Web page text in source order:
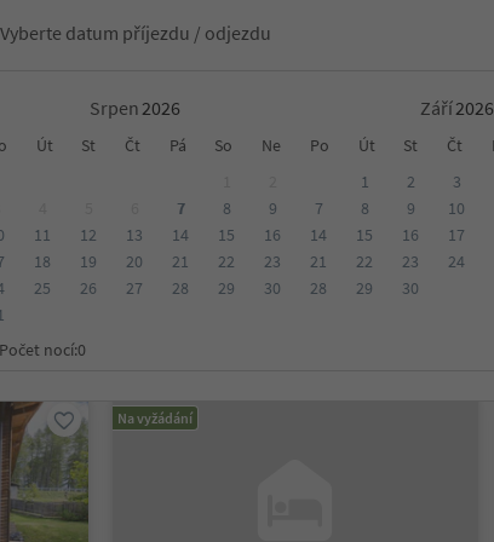
Vyberte datum příjezdu / odjezdu
Srpen Září
Út St Čt Pá So Ne Po Út St Čt
7 8
9
11 12 13 14 15
16
18 19 20 21 22
23
25 26 27 28 29
30
1 2 3
7
8 9 10
14
15 16 17
21
22 23 24
28
29 30
Počet nocí:0
v Jižním Tyrolsku
Na vyžádání